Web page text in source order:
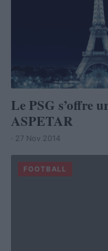
Le PSG s’offre
ASPETAR
· 27 Nov 2014
FOOTBALL